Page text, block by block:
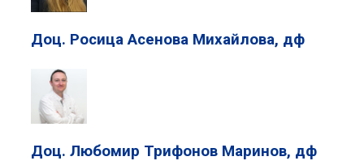
Доц. Росица Асенова Михайлова, дф
Доц. Любомир Трифонов Маринов, дф